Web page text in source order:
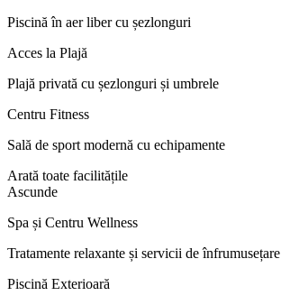
Piscină în aer liber cu șezlonguri
Acces la Plajă
Plajă privată cu șezlonguri și umbrele
Centru Fitness
Sală de sport modernă cu echipamente
Arată toate facilitățile
Ascunde
Spa și Centru Wellness
Tratamente relaxante și servicii de înfrumusețare
Piscină Exterioară